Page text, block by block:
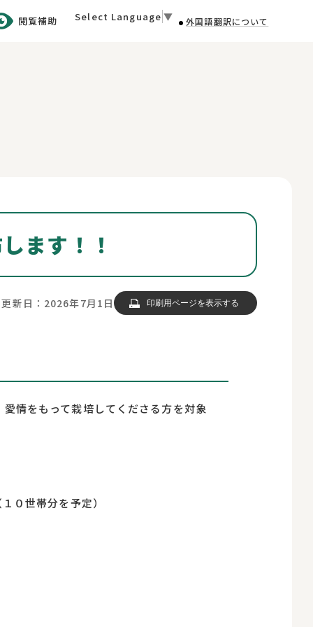
閲覧補助 Select Language ▼ 外国語翻訳について
ます！！
更新日：2026年7月1日 印刷用ページを表示する
情をもって栽培してくださる方を対象
世帯分を予定）